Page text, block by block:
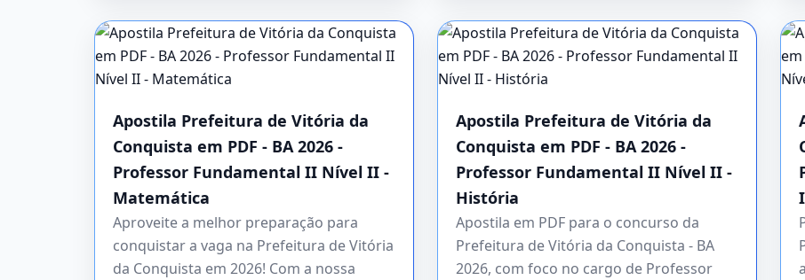
Apostila Prefeitura de Vitória da
Conquista em PDF - BA 2026 -
Professor Fundamental II Nível II -
Matemática
Aproveite a melhor preparação para
conquistar a vaga na Prefeitura de Vitória
da Conquista em 2026! Com a nossa
Apostila Prefeitura de Vitória da
Conquista em PDF - BA 2026 -
Professor Fundamental II Nível II -
História
Apostila em PDF para o concurso da
Prefeitura de Vitória da Conquista - BA
2026, com foco no cargo de Professor